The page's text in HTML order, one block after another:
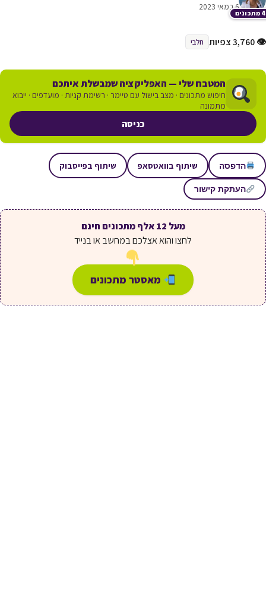
6 במאי 2023
👁 3,760 צפיות חלבי
המטבח שלי — האפליקציה שמבשלת איתכם
חיפוש מתכונים · מצב בישול עם טיימר · רשימת קניות · מועדפים · ייבוא
מתמונה
כניסה
הדפסה שיתוף בוואטסאפ שיתוף בפייסבוק
העתקת קישור
מעל 12 אלף מתכונים חינם
לחצו והוא אצלכם במחשב או בנייד
מאסטר מתכונים